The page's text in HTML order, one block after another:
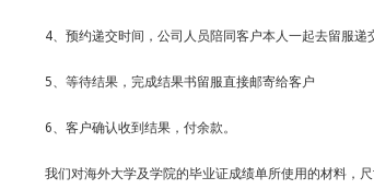
4、预约递交时间，公司人员陪同客户本人一起去留服递
5、等待结果，完成结果书留服直接邮寄给客户
6、客户确认收到结果，付余款。
我们对海外大学及学院的毕业证成绩单所使用的材料，